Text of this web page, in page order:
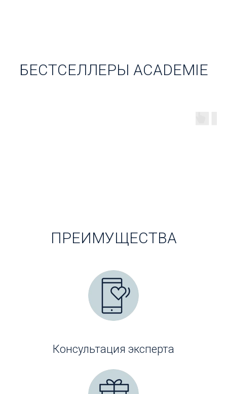
БЕСТСЕЛЛЕРЫ ACADEMIE
ПРЕИМУЩЕСТВА
Консультация эксперта